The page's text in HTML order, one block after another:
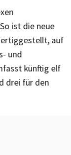
ist die neue
auf
und
künftig elf
drei für den